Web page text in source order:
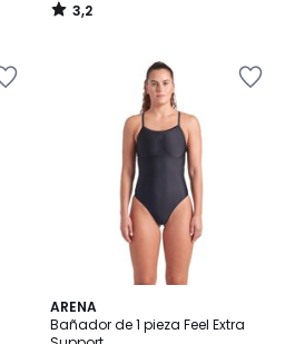
3,2
/
ARENA
Bañador de 1 pieza Feel Extra
4,5
/ 5
2
Colores